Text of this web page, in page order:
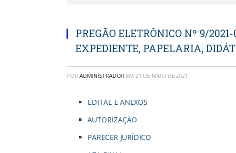
PREGÃO ELETRÔNICO Nº 9/
EXPEDIENTE, PAPELARIA,
POR ADMINISTRADOR EM 21 DE MAIO DE 2021
EDITAL E ANEXOS
AUTORIZAÇÃO
PARECER JURÍDICO